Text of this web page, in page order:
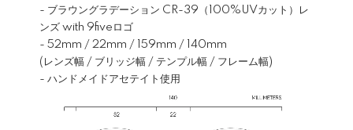
- ブラウングラデーション CR-39（100%UVカット）レ
ンズ with 9fiveロゴ
- 52mm / 22mm / 159mm / 140mm
(レンズ幅 / ブリッジ幅 / テンプル幅 / フレーム幅)
- ハンドメイドアセテイト使用